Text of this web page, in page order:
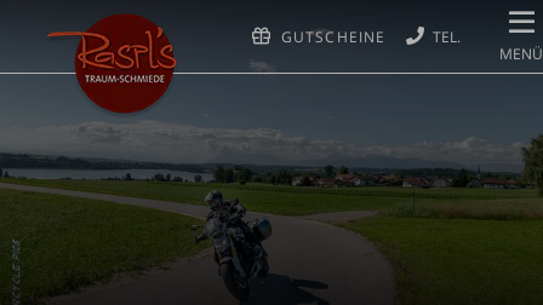
GUTSCHEINE
MENÜ